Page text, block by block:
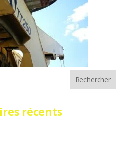
récents